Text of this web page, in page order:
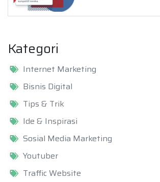
Kategori
Internet Marketing
Bisnis Digital
Tips & Trik
Ide & Inspirasi
Sosial Media Marketing
Youtuber
Traffic Website